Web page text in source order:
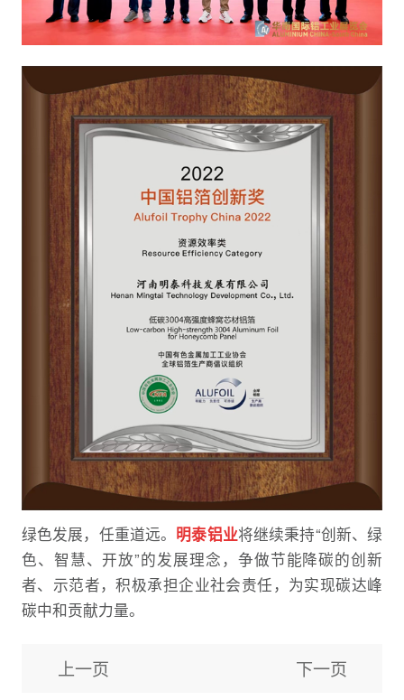
绿色发展，任重道远。 明泰铝业将继续秉持“创新、绿
色、智慧、开放”的发展理念，争做节能降碳的创新
者、示范者，积极承担企业社会责任，为实现碳达峰
碳中和贡献力量。
上一页 下一页